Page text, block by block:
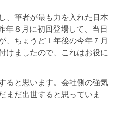
、筆者が最も力を入れた日本
年８月に初回登場して、当日
、ちょうど１年後の今年７月
けましたので、これはお役に
ると思います。会社側の強気
まだ出世すると思っていま